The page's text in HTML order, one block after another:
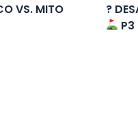
VS. MITO
?
P3